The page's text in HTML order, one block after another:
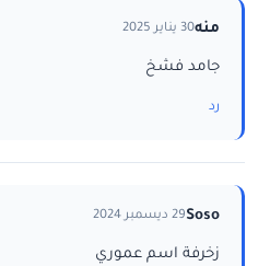
منه30 يناير 2025
جامد فشخ
رد
Soso29 ديسمبر 2024
زخرفة اسم عموري